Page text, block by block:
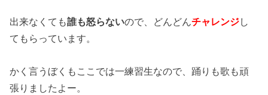
出来なくても誰も怒らないので、どんどんチャレンジし
てもらっています。
かく言うぼくもここでは一練習生なので、踊りも歌も頑
張りましたよー。